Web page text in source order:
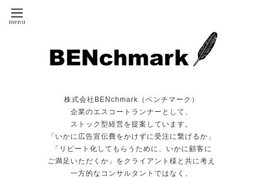
株式会社BENchmark（ベンチマーク）
企業のエスコートランナーとして、
ストック型経営を提案しています。
「いかに広告宣伝費をかけずに受注に繋げるか」
「リピート化してもらうために、いかに顧客に
ご満足いただくか」をクライアント様と共に考え
一方的なコンサルタントではなく、